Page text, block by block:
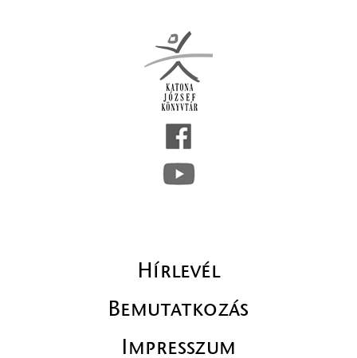
Hírlevél
Bemutatkozás
Impresszum